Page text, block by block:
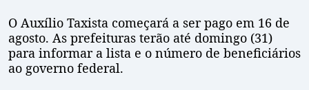
O Auxílio Taxista começará a ser pago em 16 de
agosto. As prefeituras terão até domingo (31)
para informar a lista e o número de beneficiários
ao governo federal.